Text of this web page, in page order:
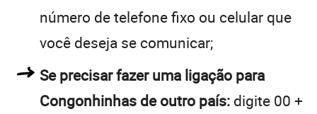
número de telefone fixo ou celular que
você deseja se comunicar;
Se precisar fazer uma ligação para
Congonhinhas de outro país: digite 00 +